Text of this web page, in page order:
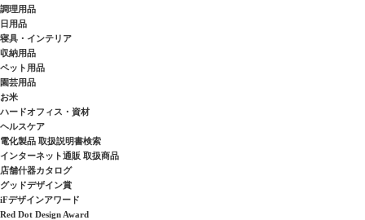
調理用品
日用品
寝具・インテリア
収納用品
ペット用品
園芸用品
お米
ハードオフィス・資材
ヘルスケア
電化製品 取扱説明書検索
インターネット通販 取扱商品
店舗什器カタログ
グッドデザイン賞
iFデザインアワード
Red Dot Design Award